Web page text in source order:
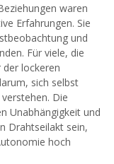
den
und Angebote des
ich jederzeit
waren
Erfahrungen. Sie
und
Für viele, die
der lockeren
sich selbst
Die
Unabhängigkeit und
Drahtseilakt sein,
hoch